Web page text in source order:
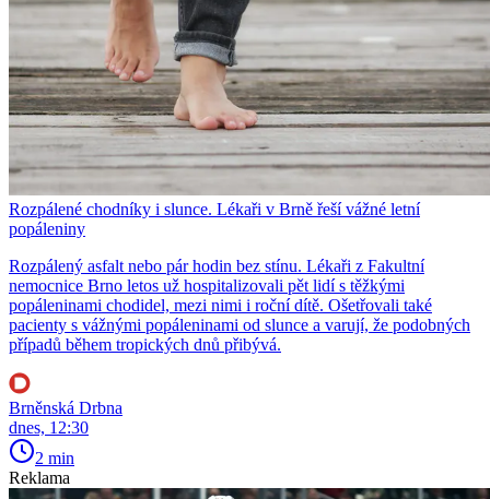
Rozpálené chodníky i slunce. Lékaři v Brně řeší vážné letní
popáleniny
Rozpálený asfalt nebo pár hodin bez stínu. Lékaři z Fakultní
nemocnice Brno letos už hospitalizovali pět lidí s těžkými
popáleninami chodidel, mezi nimi i roční dítě. Ošetřovali také
pacienty s vážnými popáleninami od slunce a varují, že podobných
případů během tropických dnů přibývá.
Brněnská Drbna
dnes, 12:30
2 min
Reklama